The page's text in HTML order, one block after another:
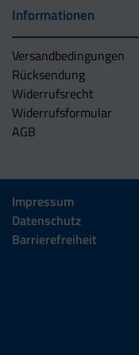
Informationen
Versandbedingungen
Rücksendung
Widerrufsrecht
Widerrufsformular
AGB
Impressum
Datenschutz
Barrierefreiheit